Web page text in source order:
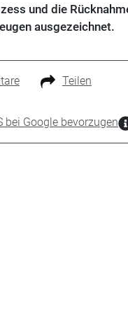
und die
ausgezeichnet.
Teilen
bei Google bevorzugen